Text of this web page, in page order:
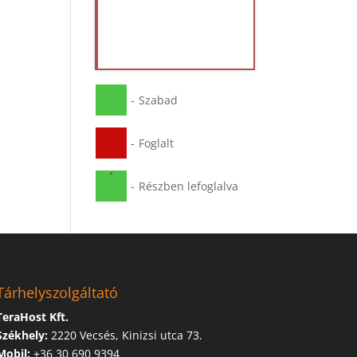
- Szabad
- Foglalt
·
- Részben lefoglalva
Kft.
2220 Vecsés, Kinizsi utca 73.
+36 30 690 9394